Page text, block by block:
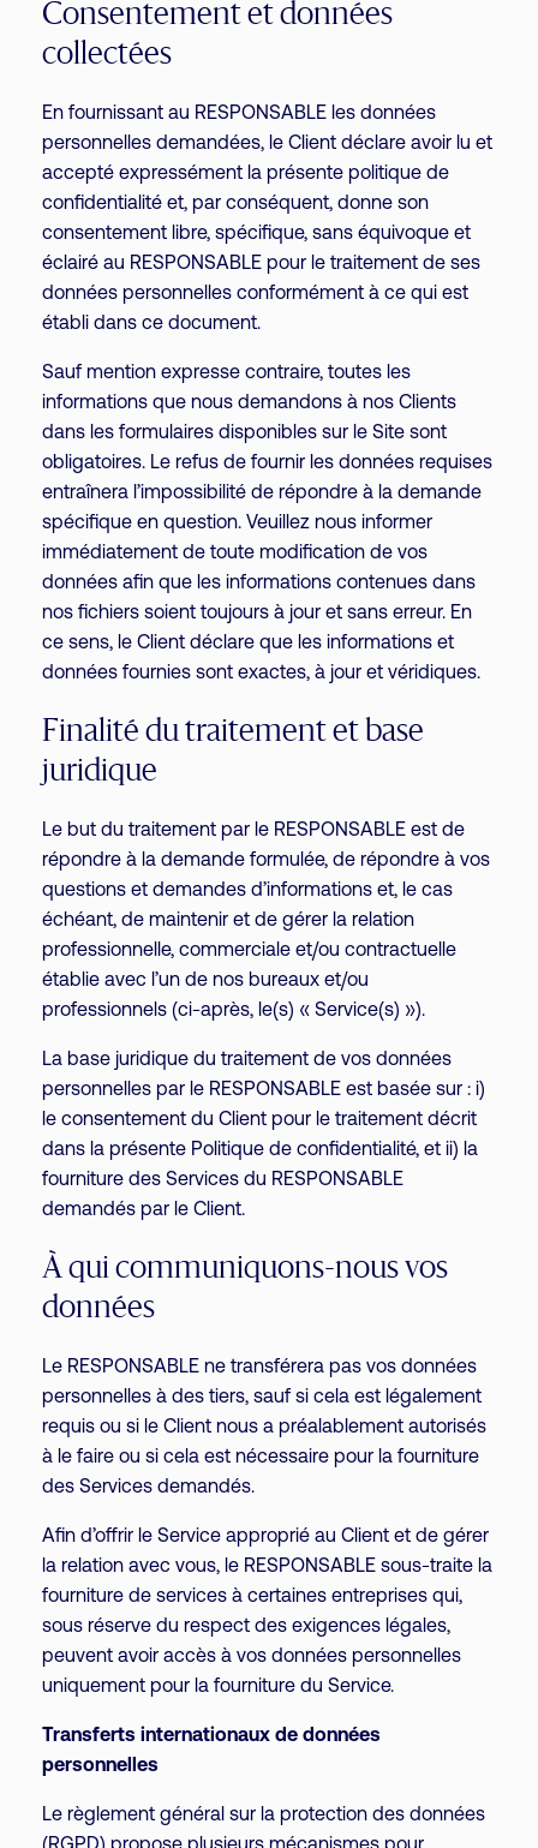
Consentement et données
collectées
En fournissant au RESPONSABLE les données
personnelles demandées, le Client déclare avoir lu et
accepté expressément la présente politique de
confidentialité et, par conséquent, donne son
consentement libre, spécifique, sans équivoque et
éclairé au RESPONSABLE pour le traitement de ses
données personnelles conformément à ce qui est
établi dans ce document.
Sauf mention expresse contraire, toutes les
informations que nous demandons à nos Clients
dans les formulaires disponibles sur le Site sont
obligatoires. Le refus de fournir les données requises
entraînera l’impossibilité de répondre à la demande
spécifique en question. Veuillez nous informer
immédiatement de toute modification de vos
données afin que les informations contenues dans
nos fichiers soient toujours à jour et sans erreur. En
ce sens, le Client déclare que les informations et
données fournies sont exactes, à jour et véridiques.
Finalité du traitement et base
juridique
Le but du traitement par le RESPONSABLE est de
répondre à la demande formulée, de répondre à vos
questions et demandes d’informations et, le cas
échéant, de maintenir et de gérer la relation
professionnelle, commerciale et/ou contractuelle
établie avec l’un de nos bureaux et/ou
professionnels (ci-après, le(s) « Service(s) »).
La base juridique du traitement de vos données
personnelles par le RESPONSABLE est basée sur : i)
le consentement du Client pour le traitement décrit
dans la présente Politique de confidentialité, et ii) la
fourniture des Services du RESPONSABLE
demandés par le Client.
À qui communiquons-nous vos
données
Le RESPONSABLE ne transférera pas vos données
personnelles à des tiers, sauf si cela est légalement
requis ou si le Client nous a préalablement autorisés
à le faire ou si cela est nécessaire pour la fourniture
des Services demandés.
Afin d’offrir le Service approprié au Client et de gérer
la relation avec vous, le RESPONSABLE sous-traite la
fourniture de services à certaines entreprises qui,
sous réserve du respect des exigences légales,
peuvent avoir accès à vos données personnelles
uniquement pour la fourniture du Service.
Transferts internationaux de données
personnelles
Le règlement général sur la protection des données